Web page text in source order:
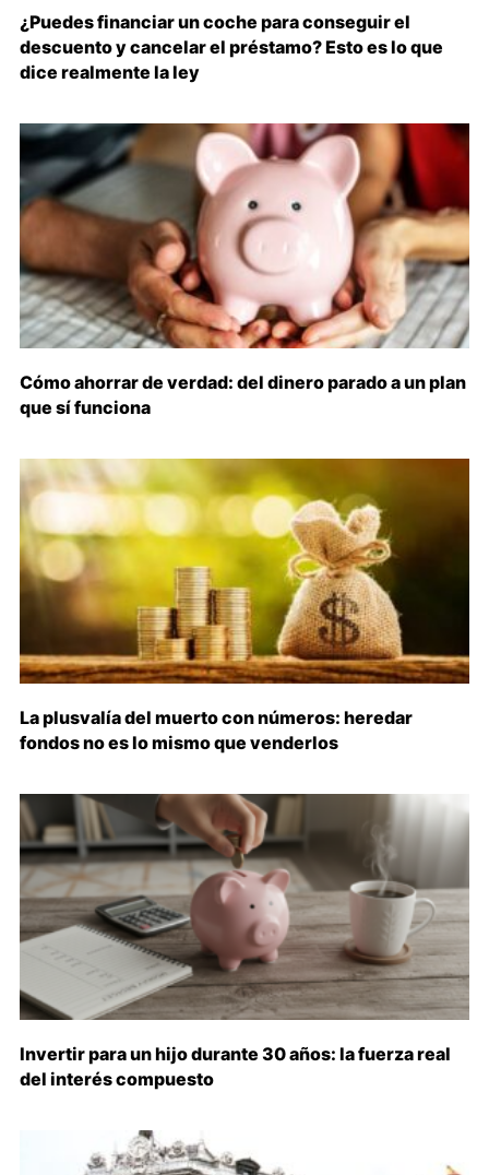
¿Puedes financiar un coche para conseguir el
descuento y cancelar el préstamo? Esto es lo que
dice realmente la ley
Cómo ahorrar de verdad: del dinero parado a un plan
que sí funciona
La plusvalía del muerto con números: heredar
fondos no es lo mismo que venderlos
Invertir para un hijo durante 30 años: la fuerza real
del interés compuesto